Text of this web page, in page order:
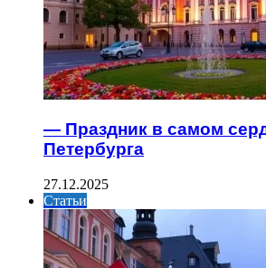
— Праздник в самом
Петербурга
27.12.2025
Статьи